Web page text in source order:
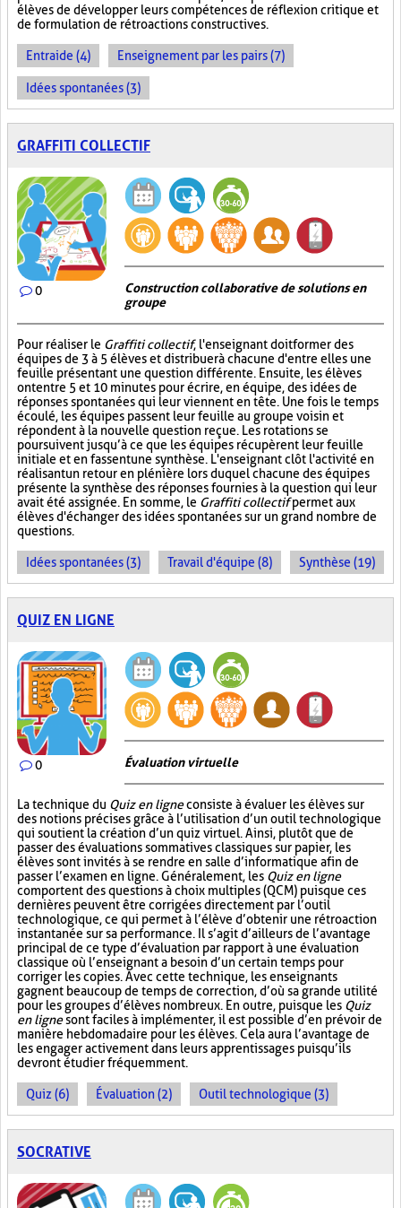
élèves de développer leurs compétences de réflexion critique et
de formulation de rétroactions constructives.
Entraide (4) Enseignement par les pairs (7)
Idées spontanées (3)
GRAFFITI COLLECTIF
0
Construction collaborative de solutions en
groupe
Pour réaliser le Graffiti collectif, l'enseignant doit former des
équipes de 3 à 5 élèves et distribuer à chacune d'entre elles une
feuille présentant une question différente. Ensuite, les élèves
ont entre 5 et 10 minutes pour écrire, en équipe, des idées de
réponses spontanées qui leur viennent en tête. Une fois le temps
écoulé, les équipes passent leur feuille au groupe voisin et
répondent à la nouvelle question reçue. Les rotations se
poursuivent jusqu’à ce que les équipes récupèrent leur feuille
initiale et en fassent une synthèse. L'enseignant clôt l'activité en
réalisant un retour en plénière lors duquel chacune des équipes
présente la synthèse des réponses fournies à la question qui leur
avait été assignée. En somme, le Graffiti collectifpermet aux
élèves d'échanger des idées spontanées sur un grand nombre de
questions.
Idées spontanées (3) Travail d'équipe (8) Synthèse (19)
QUIZ EN LIGNE
0 Évaluation virtuelle
La technique du Quiz en ligneconsiste à évaluer les élèves sur
des notions précises grâce à l’utilisation d’un outil technologique
qui soutient la création d’un quiz virtuel. Ainsi, plutôt que de
passer des évaluations sommatives classiques sur papier, les
élèves sont invités à se rendre en salle d’informatique afin de
passer l’examen en ligne. Généralement, les Quiz en ligne
comportent des questions à choix multiples (QCM) puisque ces
dernières peuvent être corrigées directement par l’outil
technologique, ce qui permet à l’élève d’obtenir une rétroaction
instantanée sur sa performance. Il s’agit d’ailleurs de l’avantage
principal de ce type d’évaluation par rapport à une évaluation
classique où l’enseignant a besoin d’un certain temps pour
corriger les copies. Avec cette technique, les enseignants
gagnent beaucoup de temps de correction, d’où sa grande utilité
pour les groupes d’élèves nombreux. En outre, puisque les Quiz
en lignesont faciles à implémenter, il est possible d’en prévoir de
manière hebdomadaire pour les élèves. Cela aura l’avantage de
les engager activement dans leurs apprentissages puisqu’ils
devront étudier fréquemment.
Quiz (6) Évaluation (2) Outil technologique (3)
SOCRATIVE